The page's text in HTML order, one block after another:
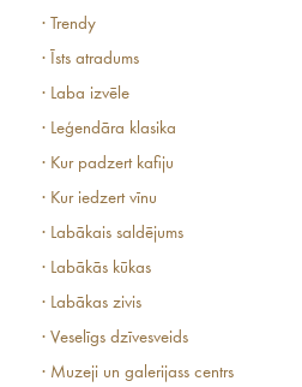
· Trendy
· Īsts atradums
· Laba izvēle
· Leģendāra klasika
· Kur padzert kafiju
· Kur iedzert vīnu
· Labākais saldējums
· Labākās kūkas
· Labākas zivis
· Veselīgs dzīvesveids
· Muzeji un galerijass centrs